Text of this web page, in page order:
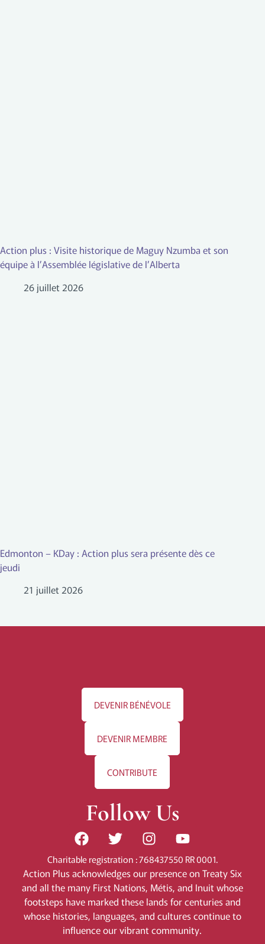
Action plus : Visite historique de Maguy Nzumba et son
équipe à l’Assemblée législative de l’Alberta
26 juillet 2026
Edmonton – KDay : Action plus sera présente dès ce
jeudi
21 juillet 2026
DEVENIR BÉNÉVOLE
DEVENIR MEMBRE
CONTRIBUTE
Follow Us
Charitable registration : 768437550 RR 0001.
Action Plus acknowledges our presence on Treaty Six
and all the many First Nations, Métis, and Inuit whose
footsteps have marked these lands for centuries and
whose histories, languages, and cultures continue to
influence our vibrant community.